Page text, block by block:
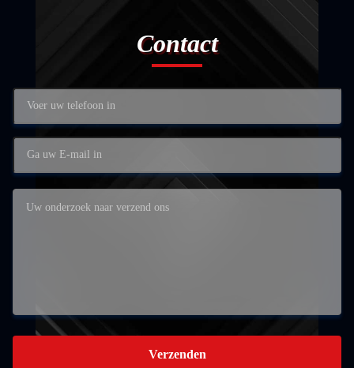
Contact
Verzenden